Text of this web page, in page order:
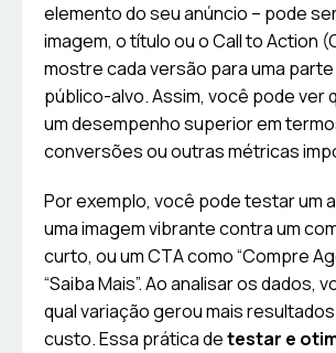
elemento do seu anúncio – pode
imagem, o título ou o Call to Action
mostre cada versão para uma
público-alvo. Assim, você pode ver
um desempenho superior em
conversões ou outras métricas
Por exemplo, você pode testar um
uma imagem vibrante contra um
curto, ou um CTA como “Compre
“Saiba Mais”. Ao analisar os dados,
qual variação gerou mais
custo. Essa prática detestar e